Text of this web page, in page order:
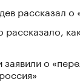
рассказал о
рассказало,
заявили о